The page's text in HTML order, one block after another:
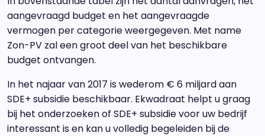
aangevraagd budget en het aangevraagde
vermogen per categorie weergegeven. Met name
Zon-PV zal een groot deel van het beschikbare
budget ontvangen.
In het najaar van 2017 is wederom € 6 miljard aan
SDE+ subsidie beschikbaar. Ekwadraat helpt u graag
bij het onderzoeken of SDE+ subsidie voor uw bedrijf
interessant is en kan u volledig begeleiden bij de